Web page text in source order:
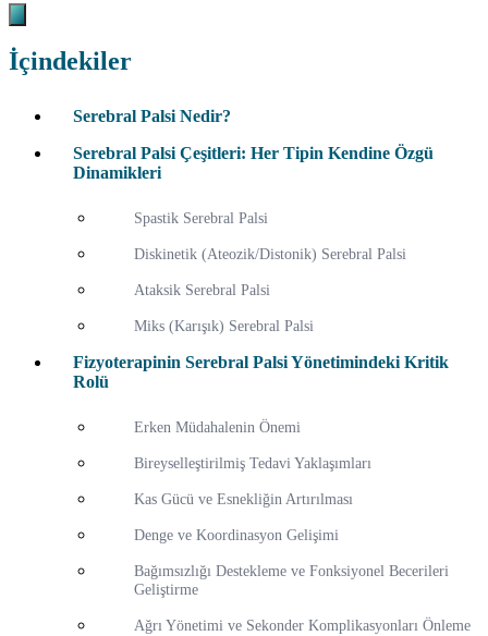
İçindekiler
Serebral Palsi Nedir?
Serebral Palsi Çeşitleri: Her Tipin Kendine Özgü
Dinamikleri
Spastik Serebral Palsi
Diskinetik (Ateozik/Distonik) Serebral Palsi
Ataksik Serebral Palsi
Miks (Karışık) Serebral Palsi
Fizyoterapinin Serebral Palsi Yönetimindeki Kritik
Rolü
Erken Müdahalenin Önemi
Bireyselleştirilmiş Tedavi Yaklaşımları
Kas Gücü ve Esnekliğin Artırılması
Denge ve Koordinasyon Gelişimi
Bağımsızlığı Destekleme ve Fonksiyonel Becerileri
Geliştirme
Ağrı Yönetimi ve Sekonder Komplikasyonları Önleme